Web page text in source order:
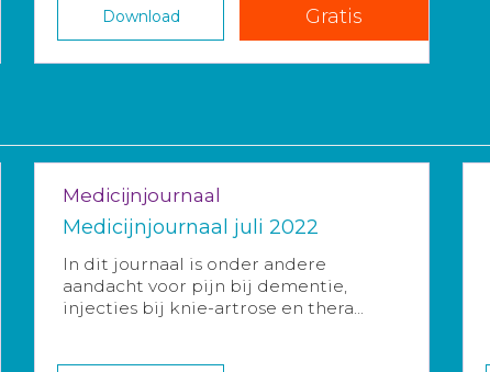
Download Gratis
Medicijnjournaal
Medicijnjournaal juli 2022
In dit journaal is onder andere
aandacht voor pijn bij dementie,
injecties bij knie-artrose en thera...